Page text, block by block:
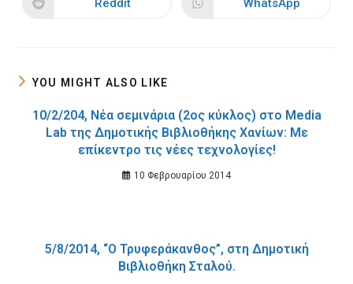
window
window
Opens
Reddit
Opens
WhatsApp
YOU MIGHT ALSO LIKE
10/2/204, Νέα σεμινάρια (2ος κύκλος) στο Media
Lab της Δημοτικής Βιβλιοθήκης Χανίων: Με
επίκεντρο τις νέες τεχνολογίες!
10 Φεβρουαρίου 2014
5/8/2014, “Ο Τρυφεράκανθος”, στη Δημοτική
Βιβλιοθήκη Σταλού.